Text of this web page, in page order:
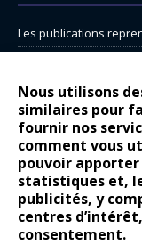
Nous utilisons
similaires pour
fournir nos
comment vous
pouvoir
statistiques et,
publicités, y
centres
consentement.
Les publications
14 juillet : nouveau
Renault Espace :
Peugeot E-208 GTi :
COMMENTAIRES
Bernard Dardartdans